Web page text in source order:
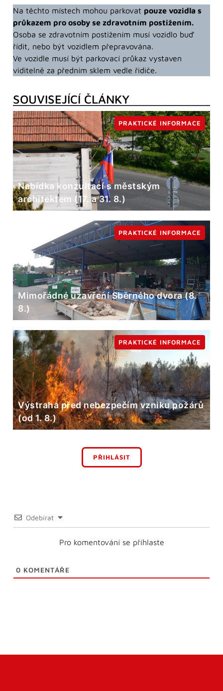
Na těchto místech mohou parkovat pouze vozidla s
průkazem pro osoby se zdravotním postižením.
Osoba se zdravotním postižením musí vozidlo buď
řídit, nebo být vozidlem přepravována.
Ve vozidle musí být parkovací průkaz vystaven
viditelně za předním sklem vedle řidiče.
SOUVISEJÍCÍ ČLÁNKY
Nabídka konzultací s městským
architektem (17. a 31. 8.)
PRAKTICKÉ INFORMACE
Mimořádné uzavření Sběrného dvora (8.
8.)
PRAKTICKÉ INFORMACE
Výstraha před nebezpečím vzniku požárů
(od 1. 8.)
PRAKTICKÉ INFORMACE
PŘIHLÁSIT
Odebírat
Pro komentování se přihlaste
0 KOMENTÁŘE